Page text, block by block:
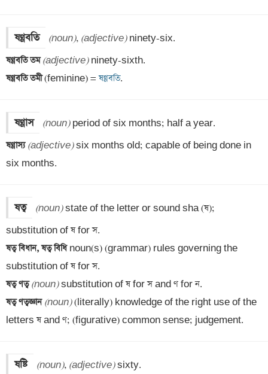
ষণ্ণবতি (noun), (adjective)
ষণ্ণবতি তম (adjective)
ষণ্ণবতি তমী (feminine) = ষণ্ণবতি.
ষণ্ণাস (noun)
ষণ্ণাস্য (adjective) six months old; capable of being done in
six months.
ষত্ব (noun) state of the letter or sound sha (ষ);
ষত্ব বিধান, ষত্ব বিধি noun(s) (grammar) rules governing the
ষত্ব ণত্ব (noun)
ষত্ব ণত্বজ্ঞান (noun) (literally) knowledge of the right use of the
letters ষ and ণ; (figurative) common sense; judgement.
ষষ্টি (noun), (adjective)